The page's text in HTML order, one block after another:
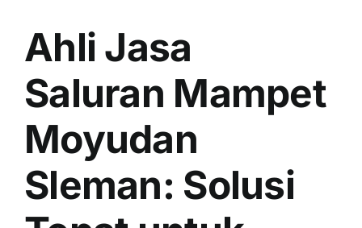
Ahli Jasa
Saluran Mampet
Moyudan
Sleman: Solusi